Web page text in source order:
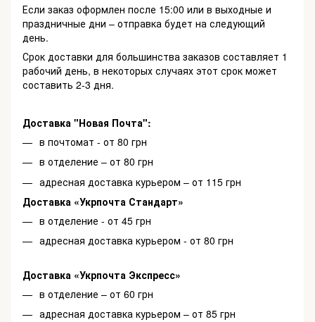
Если заказ оформлен после 15:00 или в выходные и
праздничные дни – отправка будет на следующий
день.
Срок доставки для большинства заказов составляет 1
рабочий день, в некоторых случаях этот срок может
составить 2-3 дня.
Доставка "Новая Почта":
в почтомат - от 80 грн
в отделение – от 80 грн
адресная доставка курьером – от 115 грн
Доставка «Укрпочта Стандарт»
в отделение - от 45 грн
адресная доставка курьером - от 80 грн
Доставка «Укрпочта Экспресс»
в отделение – от 60 грн
адресная доставка курьером – от 85 грн